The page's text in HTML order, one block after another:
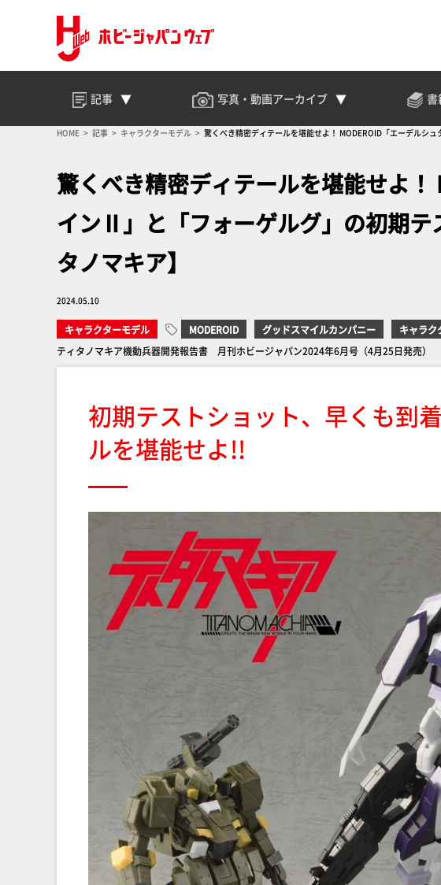
記事 写真・動画アーカイブ 書
HOME 記事 キャラクターモデル 驚くべき精密ディテールを堪能せよ！ MODEROID「エーデルシ
驚くべき精密ディテールを堪能せよ！
インⅡ」と「フォーゲルグ」の初期テ
タノマキア】
2024.05.10
キャラクターモデル MODEROID グッドスマイルカンパニー
キャラク
ティタノマキア機動兵器開発報告書 月刊ホビージャパン2024年6月号（4月25日発売）
初期テストショット、早くも到
ルを堪能せよ!!